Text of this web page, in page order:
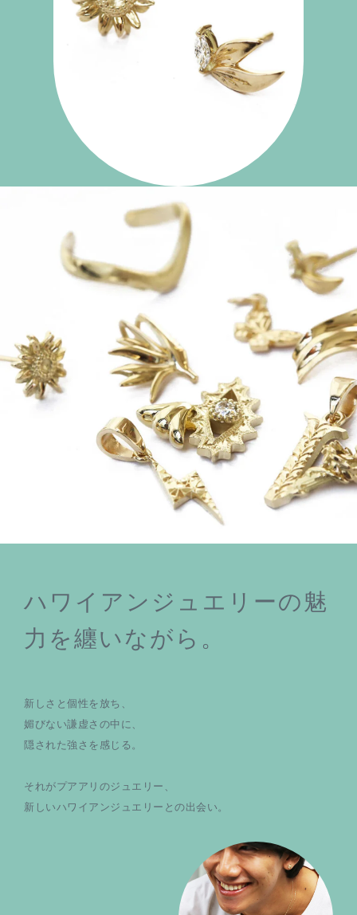
ハワイアンジュエリーの魅
力を纏いながら。
新しさと個性を放ち、
媚びない謙虚さの中に、
隠された強さを感じる。
それがプアアリのジュエリー、
新しいハワイアンジュエリーとの出会い。